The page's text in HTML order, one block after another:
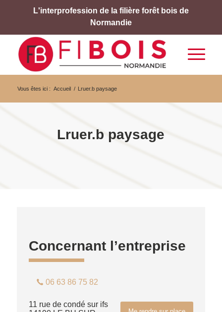
L'interprofession de la filière forêt bois de
Normandie
Vous êtes ici : Accueil / Lruer.b paysage
Lruer.b paysage
Concernant l’entreprise
06 63 86 75 82
11 rue de condé sur ifs